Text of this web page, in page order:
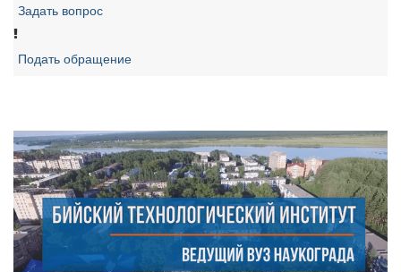
Задать вопрос
Подать обращение